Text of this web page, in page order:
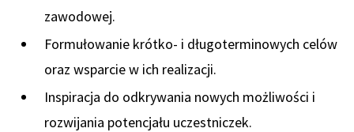
zawodowej.
Formułowanie krótko- i długoterminowych celów
oraz wsparcie w ich realizacji.
Inspiracja do odkrywania nowych możliwości i
rozwijania potencjału uczestniczek.